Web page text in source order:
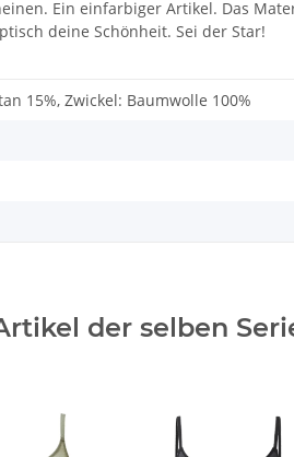
Ein einfarbiger Artikel. Das
deine Schönheit. Sei der Star!
15%, Zwickel: Baumwolle 100%
der selben